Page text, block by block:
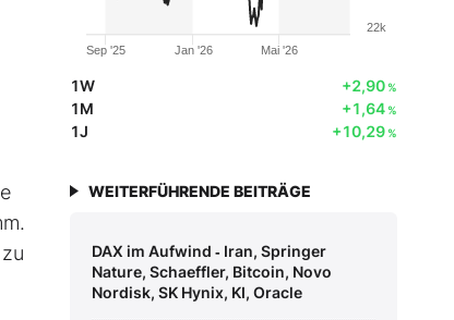
Jan '26
Sep '25 Mai '26
22k
1W +2,90%
1M +1,64%
1J +10,29%
WEITERFÜHRENDE BEITRÄGE
DAX im Aufwind ‑ Iran, Springer
Nature, Schaeffler, Bitcoin, Novo
Nordisk, SK Hynix, KI, Oracle